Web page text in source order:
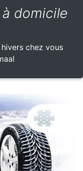
domicile
chez vous